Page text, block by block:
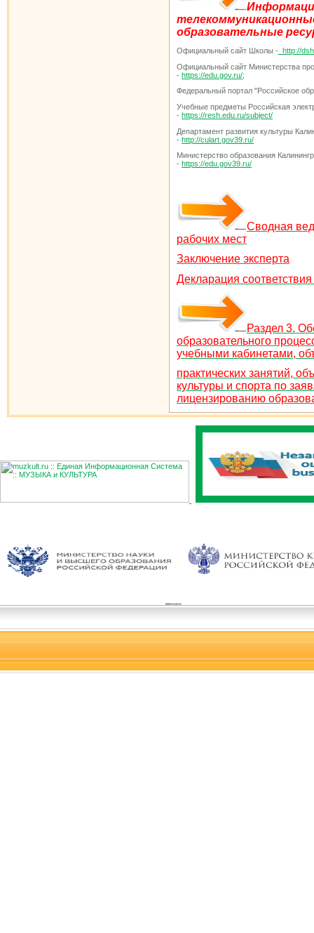
образовательные
Официальный сайт Школы - http://
Официальный сайт Министерства
- https://edu.gov.ru/;
Федеральный портал "Российское
Учебные предметы Российская
- https://resh.edu.ru/subject/
Департамент развития культуры
- http://culart.gov39.ru/
Министерство образования
- https://edu.gov39.ru/
Сводная
рабочих мест
Заключение эксперта
Декларация
Раздел 3.
образовательного
учебными кабинетами,
практических занятий,
культуры и спорта по
лицензированию